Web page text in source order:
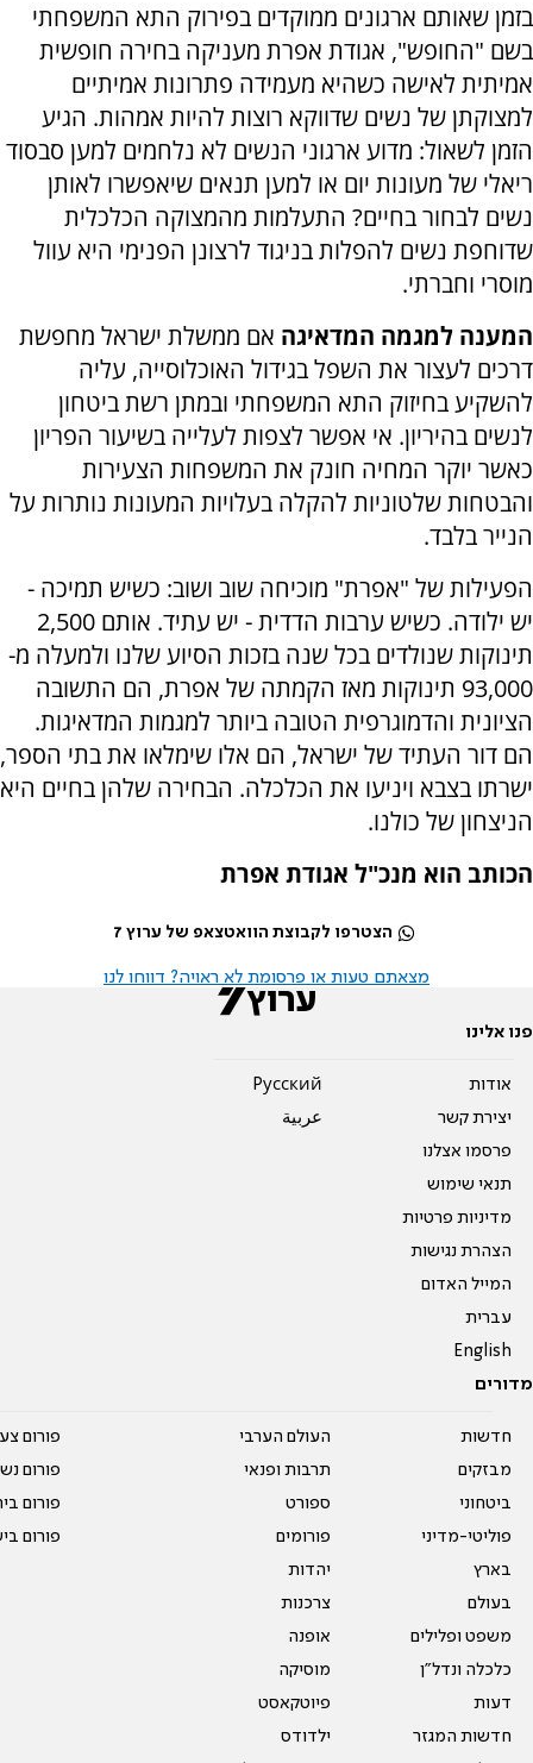
בזמן שאותם ארגונים ממוקדים בפירוק התא המשפחתי
בשם "החופש", אגודת אפרת מעניקה בחירה חופשית
אמיתית לאישה כשהיא מעמידה פתרונות אמיתיים
למצוקתן של נשים שדווקא רוצות להיות אמהות. הגיע
הזמן לשאול: מדוע ארגוני הנשים לא נלחמים למען סבסוד
ריאלי של מעונות יום או למען תנאים שיאפשרו לאותן
נשים לבחור בחיים? התעלמות מהמצוקה הכלכלית
שדוחפת נשים להפלות בניגוד לרצונן הפנימי היא עוול
מוסרי וחברתי.
המענה למגמה המדאיגה אם ממשלת ישראל מחפשת
דרכים לעצור את השפל בגידול האוכלוסייה, עליה
להשקיע בחיזוק התא המשפחתי ובמתן רשת ביטחון
לנשים בהיריון. אי אפשר לצפות לעלייה בשיעור הפריון
כאשר יוקר המחיה חונק את המשפחות הצעירות
והבטחות שלטוניות להקלה בעלויות המעונות נותרות על
הנייר בלבד.
הפעילות של "אפרת" מוכיחה שוב ושוב: כשיש תמיכה -
יש ילודה. כשיש ערבות הדדית - יש עתיד. אותם 2,500
תינוקות שנולדים בכל שנה בזכות הסיוע שלנו ולמעלה מ-
93,000 תינוקות מאז הקמתה של אפרת, הם התשובה
הציונית והדמוגרפית הטובה ביותר למגמות המדאיגות.
הם דור העתיד של ישראל, הם אלו שימלאו את בתי הספר,
ישרתו בצבא ויניעו את הכלכלה. הבחירה שלהן בחיים היא
הניצחון של כולנו.
הכותב הוא מנכ"ל אגודת אפרת
הצטרפו לקבוצת הוואטצאפ של ערוץ 7
מצאתם טעות או פרסומת לא ראויה? דווחו לנו
פנו אלינו
אודות
יצירת קשר
פרסמו אצלנו
תנאי שימוש
מדיניות פרטיות
הצהרת נגישות
המייל האדום
עברית
English
Pусский
عربية
מדורים
חדשות
מבזקים
ביטחוני
פוליטי-מדיני
בארץ
בעולם
משפט ופלילים
כלכלה ונדל"ן
דעות
חדשות המגזר
העולם הערבי
תרבות ופנאי
ספורט
פורומים
יהדות
צרכנות
אופנה
מוסיקה
פיוטקאסט
ילדודס
פורום
פורום
פורום
פורום